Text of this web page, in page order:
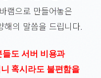
램으로 만들어놓은
해의 말씀을 드립니다.
도 서버 비용과
혹시라도 불편함을